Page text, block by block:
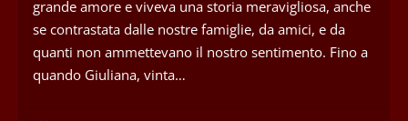
grande amore e viveva una storia meravigliosa, anche
se contrastata dalle nostre famiglie, da amici, e da
quanti non ammettevano il nostro sentimento. Fino a
quando Giuliana, vinta…